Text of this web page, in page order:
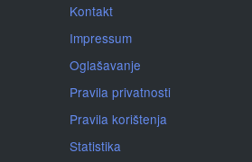
Kontakt
Impressum
Oglašavanje
Pravila privatnosti
Pravila korištenja
Statistika